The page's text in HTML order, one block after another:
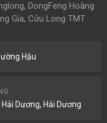
DongFeng Hoàng
Gia, Cửu Long TMT
Hậu
Dương, Hải Dương